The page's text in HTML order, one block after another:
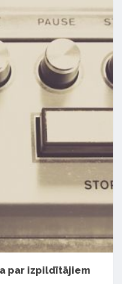
par izpildītājiem